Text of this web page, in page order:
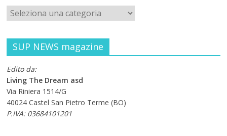
SUP NEWS magazine
Edito da:
Living The Dream asd
Via Riniera 1514/G
40024 Castel San Pietro Terme (BO)
P.IVA: 03684101201